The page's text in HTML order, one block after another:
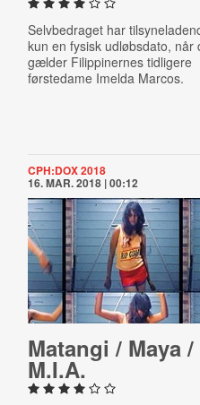
Selvbedraget har
kun en fysisk udløbsdato, når
gælder Filippinernes tidligere
førstedame Imelda Marcos.
CPH:DOX 2018
16. MAR. 2018 | 00:12
Matangi / Maya /
M.I.A.